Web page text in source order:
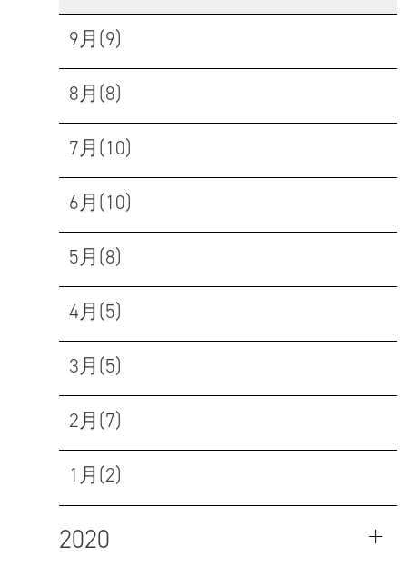
9月(9)
8月(8)
7月(10)
6月(10)
5月(8)
4月(5)
3月(5)
2月(7)
1月(2)
2020